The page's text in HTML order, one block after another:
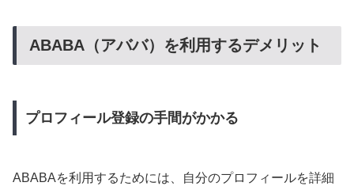
ABABA（アババ）を利用するデメリット
プロフィール登録の手間がかかる
ABABAを利用するためには、自分のプロフィールを詳細